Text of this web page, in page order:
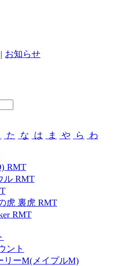
| お知らせ
た な は ま や ら わ
RMT
ル RMT
虎 裏虎 RMT
RMT
ント
リーM(メイプルM)